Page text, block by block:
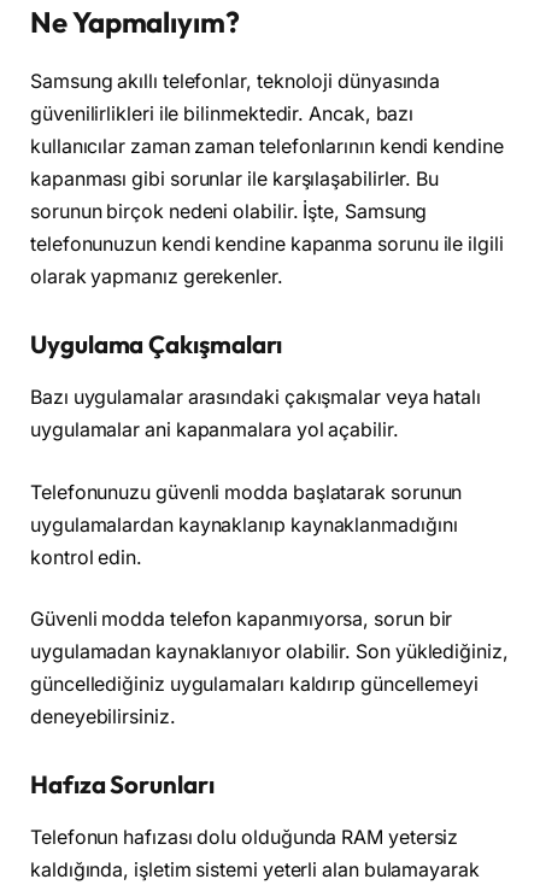
Ne Yapmalıyım?
Samsung akıllı telefonlar, teknoloji dünyasında
güvenilirlikleri ile bilinmektedir. Ancak, bazı
kullanıcılar zaman zaman telefonlarının kendi kendine
kapanması gibi sorunlar ile karşılaşabilirler. Bu
sorunun birçok nedeni olabilir. İşte, Samsung
telefonunuzun kendi kendine kapanma sorunu ile ilgili
olarak yapmanız gerekenler.
Uygulama Çakışmaları
Bazı uygulamalar arasındaki çakışmalar veya hatalı
uygulamalar ani kapanmalara yol açabilir.
Telefonunuzu güvenli modda başlatarak sorunun
uygulamalardan kaynaklanıp kaynaklanmadığını
kontrol edin.
Güvenli modda telefon kapanmıyorsa, sorun bir
uygulamadan kaynaklanıyor olabilir. Son yüklediğiniz,
güncellediğiniz uygulamaları kaldırıp güncellemeyi
deneyebilirsiniz.
Hafıza Sorunları
Telefonun hafızası dolu olduğunda RAM yetersiz
kaldığında, işletim sistemi yeterli alan bulamayarak